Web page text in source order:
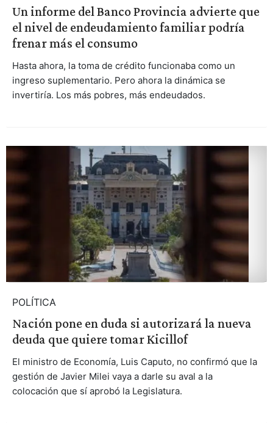
Un informe del Banco Provincia advierte que
el nivel de endeudamiento familiar podría
frenar más el consumo
Hasta ahora, la toma de crédito funcionaba como un
ingreso suplementario. Pero ahora la dinámica se
invertiría. Los más pobres, más endeudados.
POLÍTICA
Nación pone en duda si autorizará la nueva
deuda que quiere tomar Kicillof
El ministro de Economía, Luis Caputo, no confirmó que la
gestión de Javier Milei vaya a darle su aval a la
colocación que sí aprobó la Legislatura.